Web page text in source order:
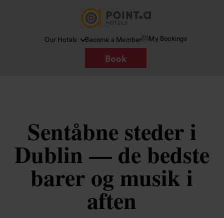
Our Hotels Become a Member My Bookings
Book
Sentåbne steder i
Dublin — de bedste
barer og musik i
aften